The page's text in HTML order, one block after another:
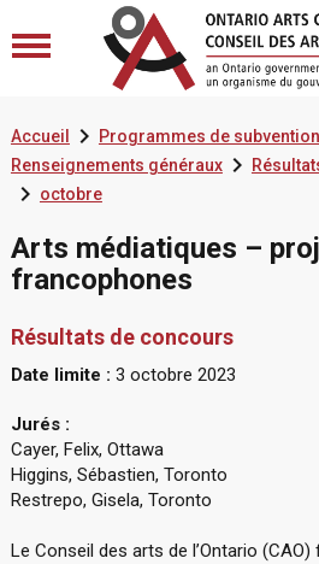
Accueil  Programmes de subvention
Renseignements généraux
 octobre
Arts médiatiques –
francophones
Résultats de concours
Date limite : 3 octobre 2023
Jurés :
Cayer, Felix, Ottawa
Higgins, Sébastien, Toronto
Restrepo, Gisela, Toronto
Le Conseil des arts de l’Ontario (CAO)